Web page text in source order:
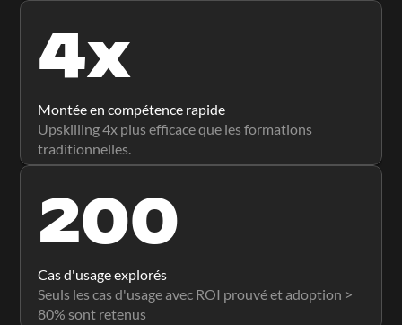
4x
Montée en compétence rapide
Upskilling 4x plus efficace que les formations
traditionnelles.
200
Cas d'usage explorés
Seuls les cas d'usage avec ROI prouvé et adoption >
80% sont retenus